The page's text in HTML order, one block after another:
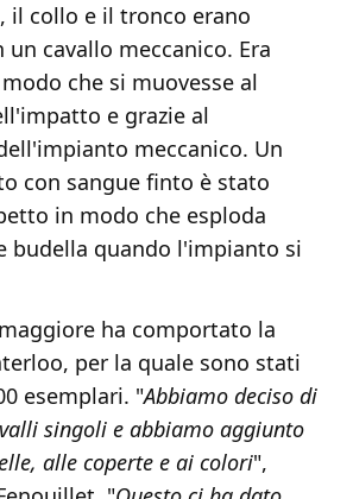
il collo e il tronco erano
un cavallo meccanico. Era
che si muovesse al
e grazie al
meccanico. Un
con sangue finto è stato
in modo che esploda
budella quando l'impianto si
ha comportato la
per la quale sono stati
esemplari. "Abbiamo deciso di
singoli e abbiamo aggiunto
alle coperte e ai colori",